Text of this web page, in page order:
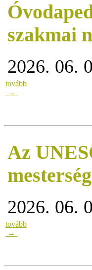
szakmai
2026. 06.
tovább
→
Az
2026. 06.
tovább
→